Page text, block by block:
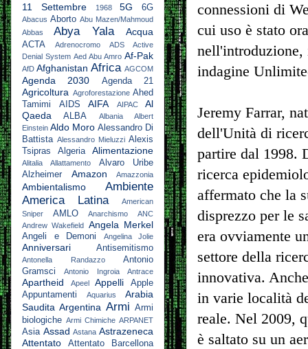
connessioni di
cui uso è stato
nell'introduzione,
indagine
Jeremy Farrar,
dell'Unità di
partire dal 1998.
ricerca
affermato che la
disprezzo per le
era ovviamente
settore della
innovativa.
in varie località
reale. Nel 2009,
è saltato su un
11 Settembre
1968 5G 6G
Abacus Aborto Abu Mazen/Mahmoud
Abbas
Abya Yala Acqua
ACTA Adrenocromo
ADS Active
Denial System Aed Abu Amro Af-Pak
AfD Afghanistan Africa AGCOM
Agenda 2030 Agenda 21
Agricoltura Agroforestazione Ahed
Tamimi
AIDS AIFA AIPAC
Al
Qaeda
ALBA Albania
Albert
Einstein Aldo Moro Alessandro Di
Battista Alessandro Mieluzzi Alexis
Tsipras
Algeria Alimentazione
Alitalia Allattamento
Alvaro Uribe
Alzheimer
Amazon Amazzonia
Ambientalismo
Ambiente
America Latina
American
Sniper
AMLO Anarchismo
ANC
Andrew Wakefield Angela Merkel
Angeli e Demoni Angelina Jolie
Anniversari Antisemitismo
Antonella Randazzo
Antonio
Gramsci
Antonio Ingroia Antrace
Apartheid Apeel Appelli
Apple
Appuntamenti
Aquarius
Arabia
Saudita Argentina Armi Armi
biologiche Armi Chimiche ARPANET
Asia Assad Astana Astrazeneca
Attentato
Attentato Barcellona